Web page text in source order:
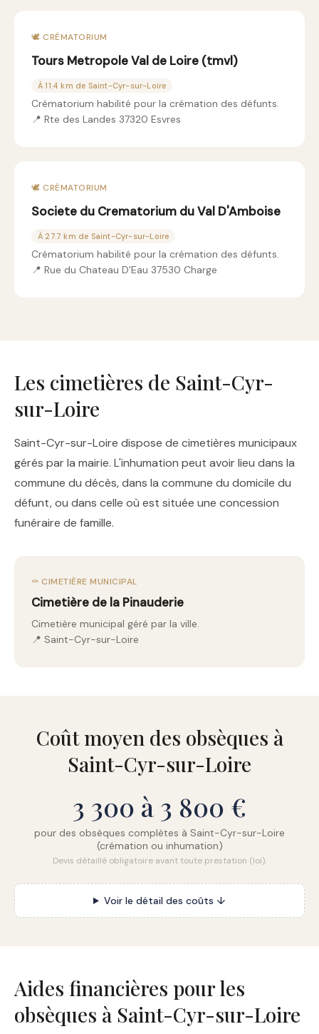
🕊️ CRÉMATORIUM
Tours Metropole Val de Loire (tmvl)
À 11.4 km de Saint-Cyr-sur-Loire
Crématorium habilité pour la crémation des défunts.
📍 Rte des Landes 37320 Esvres
🕊️ CRÉMATORIUM
Societe du Crematorium du Val D'Amboise
À 27.7 km de Saint-Cyr-sur-Loire
Crématorium habilité pour la crémation des défunts.
📍 Rue du Chateau D'Eau 37530 Charge
Les cimetières de Saint-Cyr-
sur-Loire
Saint-Cyr-sur-Loire dispose de cimetières municipaux
gérés par la mairie. L'inhumation peut avoir lieu dans la
commune du décès, dans la commune du domicile du
défunt, ou dans celle où est située une concession
funéraire de famille.
⚰️ CIMETIÈRE MUNICIPAL
Cimetière de la Pinauderie
Cimetière municipal géré par la ville.
📍 Saint-Cyr-sur-Loire
Coût moyen des obsèques à
Saint-Cyr-sur-Loire
3 300 à 3 800 €
pour des obsèques complètes à Saint-Cyr-sur-Loire
(crémation ou inhumation)
Devis détaillé obligatoire avant toute prestation (loi).
Voir le détail des coûts ↓
Aides financières pour les
obsèques à Saint-Cyr-sur-Loire